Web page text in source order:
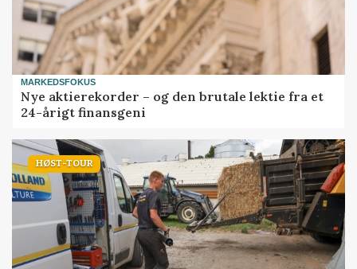
MARKEDSFOKUS
Nye aktierekorder – og den brutale lektie fra et
24-årigt finansgeni
HØST-TOUR